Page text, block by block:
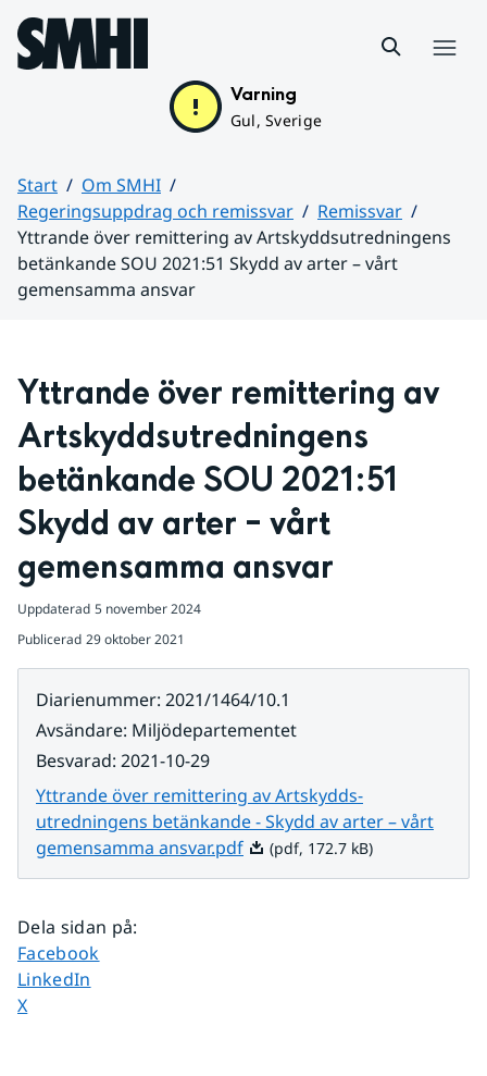
Hoppa till sidans innehåll
Varning
Gul, Sverige
Start
Om SMHI
Regeringsuppdrag och remissvar
Remissvar
Yttrande över remittering av Artskyddsutredningens
betänkande SOU 2021:51 Skydd av arter – vårt
gemensamma ansvar
Yttrande över remittering av
Artskyddsutredningens
betänkande SOU 2021:51
Skydd av arter – vårt
gemensamma ansvar
Uppdaterad 5 november 2024
Publicerad 29 oktober 2021
Diarienummer: 2021/1464/10.1
Avsändare: Miljödepartementet
Besvarad: 2021-10-29
Yttrande över remittering av Artskydds-
utredningens betänkande - Skydd av arter – vårt
gemensamma ansvar.pdfPdf, 172.7 kB.
(pdf, 172.7 kB)
Dela sidan på:
Dela sidan på
Facebook
Dela sidan på
LinkedIn
Dela sidan på
X